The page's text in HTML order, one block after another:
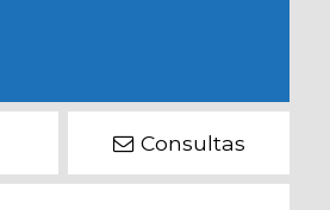
Consultas